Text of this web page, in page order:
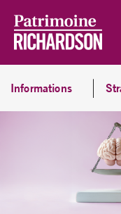
Informations